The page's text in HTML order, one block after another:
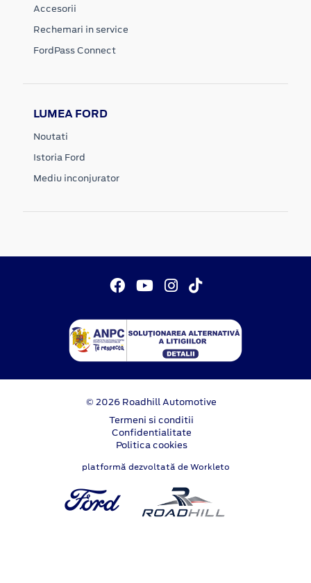
Accesorii
Rechemari in service
FordPass Connect
LUMEA FORD
Noutati
Istoria Ford
Mediu inconjurator
© 2026 Roadhill Automotive
Termeni si conditii
Confidentialitate
Politica cookies
platformă dezvoltată de Workleto